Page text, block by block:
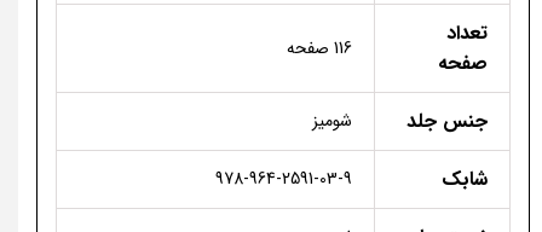
تعداد
صفحه
116 صفحه
جنس جلد شومیز
شابک 978-964-2591-03-9